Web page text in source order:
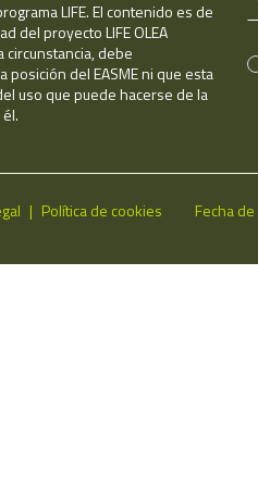
LIFE. El contenido es de
del proyecto LIFE OLEA
circunstancia, debe
del EASME ni que esta
uso que puede hacerse de la
Política de cookies Fecha